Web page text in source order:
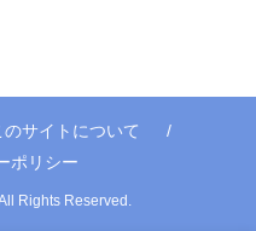
のサイトについて
ポリシー
Rights Reserved.